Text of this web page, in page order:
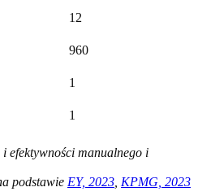
12
960
1
1
efektywności manualnego i
podstawie EY, 2023 KPMG, 2023